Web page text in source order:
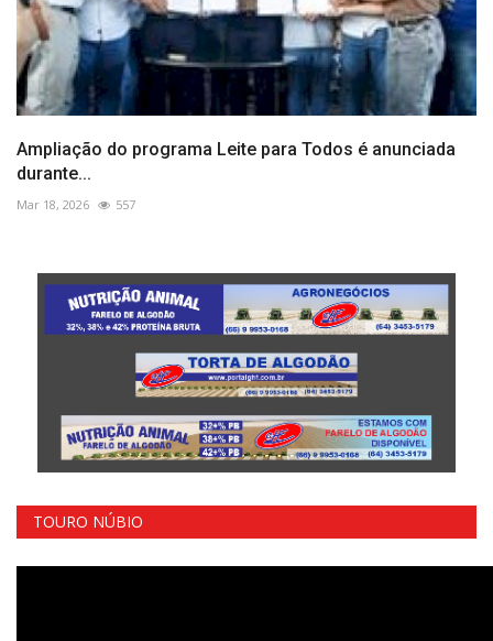
Ampliação do programa Leite para Todos é anunciada
durante...
Mar 18, 2026 557
TOURO NÚBIO